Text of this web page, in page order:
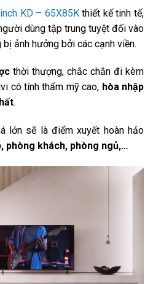
kiếm giọng nói (RMF-TX800P)
trong nhà:
KD – 65X85Kthiết kế tinh tế,
dùng tập trung tuyệt đối vào
ảnh hưởng bởi các cạnh viền.
thời thượng, chắc chắn đi kèm
có tính thẩm mỹ cao, hòa nhập
.
lớn sẽ là điểm xuyết hoàn hảo
phòng khách, phòng ngủ,…